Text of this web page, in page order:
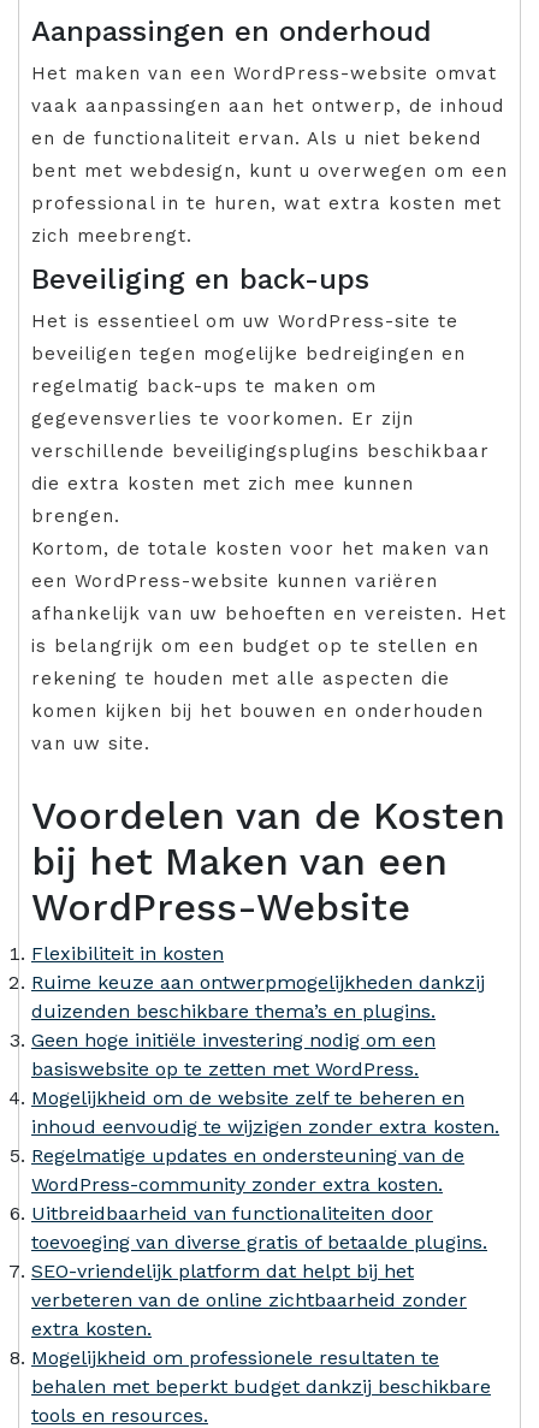
Aanpassingen en onderhoud
Het maken van een WordPress-website omvat
vaak aanpassingen aan het ontwerp, de inhoud
en de functionaliteit ervan. Als u niet bekend
bent met webdesign, kunt u overwegen om een
professional in te huren, wat extra kosten met
zich meebrengt.
Beveiliging en back-ups
Het is essentieel om uw WordPress-site te
beveiligen tegen mogelijke bedreigingen en
regelmatig back-ups te maken om
gegevensverlies te voorkomen. Er zijn
verschillende beveiligingsplugins beschikbaar
die extra kosten met zich mee kunnen
brengen.
Kortom, de totale kosten voor het maken van
een WordPress-website kunnen variëren
afhankelijk van uw behoeften en vereisten. Het
is belangrijk om een budget op te stellen en
rekening te houden met alle aspecten die
komen kijken bij het bouwen en onderhouden
van uw site.
Voordelen van de Kosten
bij het Maken van een
WordPress-Website
Flexibiliteit in kosten
Ruime keuze aan ontwerpmogelijkheden dankzij
duizenden beschikbare thema’s en plugins.
Geen hoge initiële investering nodig om een
basiswebsite op te zetten met WordPress.
Mogelijkheid om de website zelf te beheren en
inhoud eenvoudig te wijzigen zonder extra kosten.
Regelmatige updates en ondersteuning van de
WordPress-community zonder extra kosten.
Uitbreidbaarheid van functionaliteiten door
toevoeging van diverse gratis of betaalde plugins.
SEO-vriendelijk platform dat helpt bij het
verbeteren van de online zichtbaarheid zonder
extra kosten.
Mogelijkheid om professionele resultaten te
behalen met beperkt budget dankzij beschikbare
tools en resources.